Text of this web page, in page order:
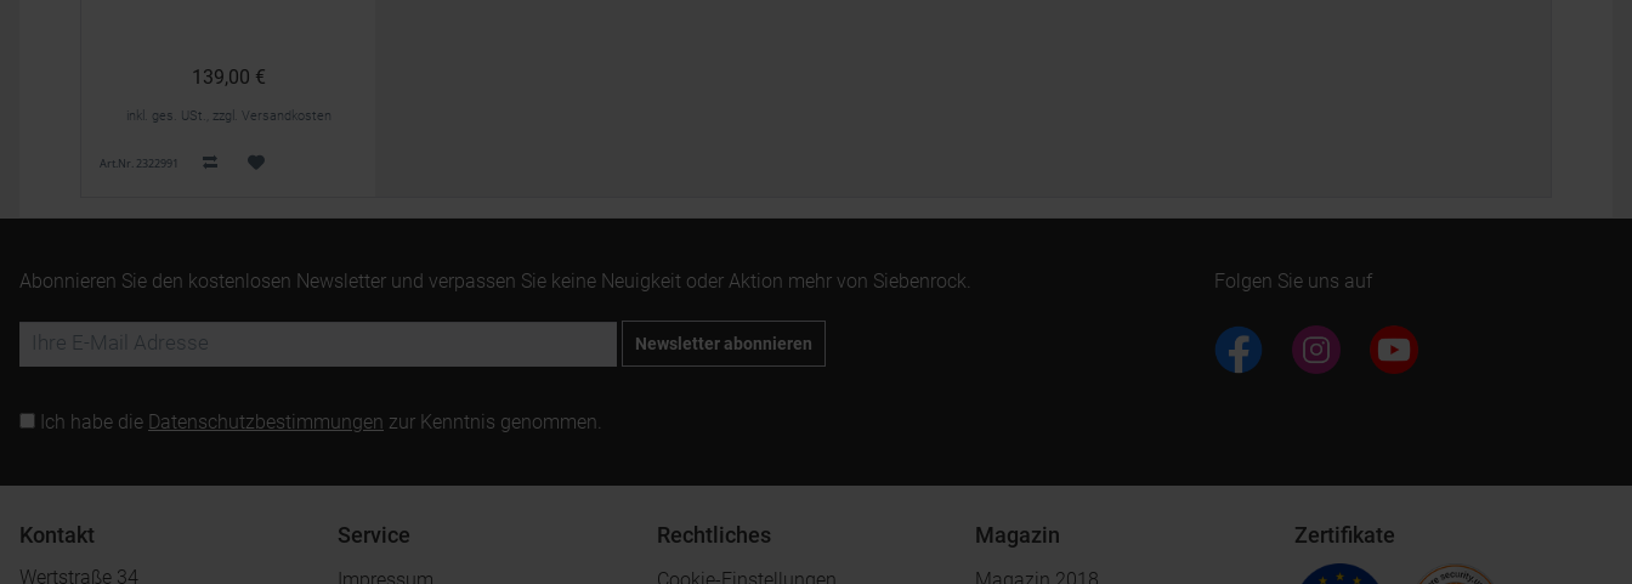
139,00 €
inkl. ges. USt., zzgl. Versandkosten
Art.Nr. 2322991
Abonnieren Sie den kostenlosen Newsletter und verpassen Sie keine Neuigkeit oder Aktion mehr von Siebenrock.
Newsletter abonnieren
Ich habe die Datenschutzbestimmungen zur Kenntnis genommen.
Folgen Sie uns auf
Kontakt
Wertstraße 34
Service Rechtliches Magazin Zertifikate